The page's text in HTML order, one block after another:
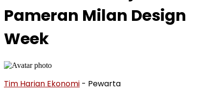
Pameran Milan Design
Week
Tim Harian Ekonomi - Pewarta